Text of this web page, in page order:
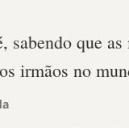
que as
irmãos no